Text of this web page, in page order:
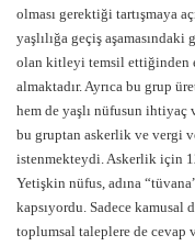
olması gerektiği tartışmaya
yaşlılığa geçiş
olan kitleyi temsil ettiğinden
almaktadır. Ayrıca bu grup
hem de yaşlı nüfusun ihtiyaç
bu gruptan askerlik ve vergi
istenmekteydi. Askerlik için
Yetişkin nüfus, adına
kapsıyordu. Sadece kamusal
toplumsal taleplere de cevap